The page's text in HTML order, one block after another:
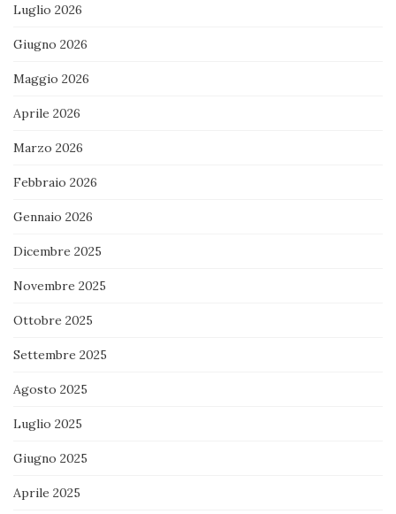
Luglio 2026
Giugno 2026
Maggio 2026
Aprile 2026
Marzo 2026
Febbraio 2026
Gennaio 2026
Dicembre 2025
Novembre 2025
Ottobre 2025
Settembre 2025
Agosto 2025
Luglio 2025
Giugno 2025
Aprile 2025